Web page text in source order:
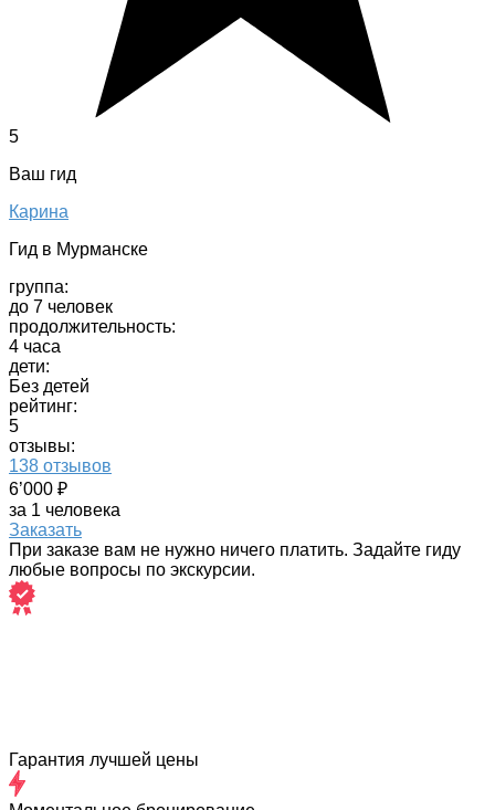
5
Ваш гид
Карина
Гид в Мурманске
группа:
до 7 человек
продолжительность:
4 часа
дети:
Без детей
рейтинг:
5
отзывы:
138 отзывов
6’000 ₽
за 1 человека
Заказать
При заказе вам не нужно ничего платить. Задайте гиду
любые вопросы по экскурсии.
Гарантия лучшей цены